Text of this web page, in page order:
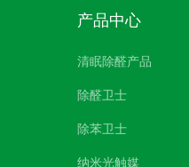
产品中心
清眠除醛产品
除醛卫士
除苯卫士
纳米光触媒